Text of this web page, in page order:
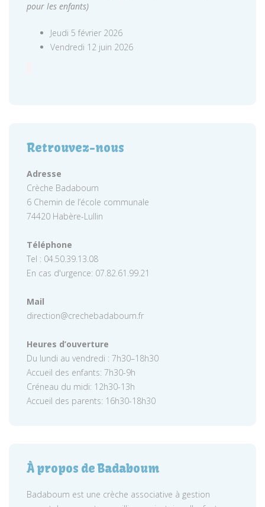
pour les enfants)
Jeudi 5 février 2026
Vendredi 12 juin 2026
Retrouvez-nous
Adresse
Crèche Badaboum
6 Chemin de l’école communale
74420 Habère-Lullin
Téléphone
Tel : 04.50.39.13.08
En cas d'urgence: 07.82.61.99.21
Mail
direction@crechebadaboum.fr
Heures d’ouverture
Du lundi au vendredi : 7h30–18h30
Accueil des enfants: 7h30-9h
Créneau du midi: 12h30-13h
Accueil des parents: 16h30-18h30
À propos de Badaboum
Badaboum est une crèche associative à gestion